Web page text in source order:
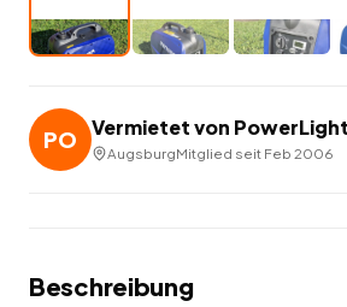
PO Vermietet von
AugsburgMitglied seit Feb 2006
Beschreibung